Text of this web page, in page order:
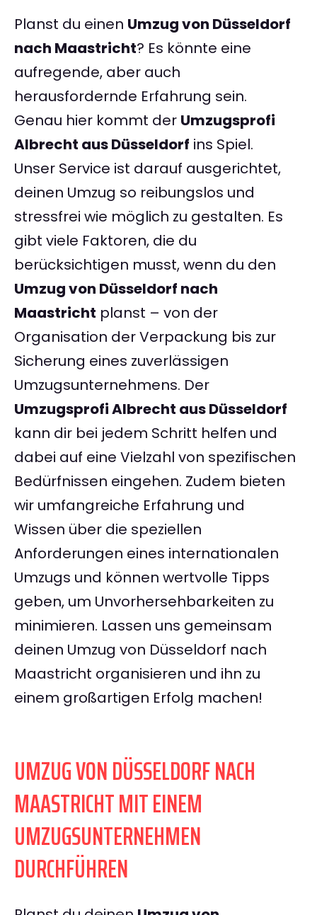
Planst du einen Umzug von Düsseldorf
nach Maastricht? Es könnte eine
aufregende, aber auch
herausfordernde Erfahrung sein.
Genau hier kommt der Umzugsprofi
Albrecht aus Düsseldorf ins Spiel.
Unser Service ist darauf ausgerichtet,
deinen Umzug so reibungslos und
stressfrei wie möglich zu gestalten. Es
gibt viele Faktoren, die du
berücksichtigen musst, wenn du den
Umzug von Düsseldorf nach
Maastricht planst – von der
Organisation der Verpackung bis zur
Sicherung eines zuverlässigen
Umzugsunternehmens. Der
Umzugsprofi Albrecht aus Düsseldorf
kann dir bei jedem Schritt helfen und
dabei auf eine Vielzahl von spezifischen
Bedürfnissen eingehen. Zudem bieten
wir umfangreiche Erfahrung und
Wissen über die speziellen
Anforderungen eines internationalen
Umzugs und können wertvolle Tipps
geben, um Unvorhersehbarkeiten zu
minimieren. Lassen uns gemeinsam
deinen Umzug von Düsseldorf nach
Maastricht organisieren und ihn zu
einem großartigen Erfolg machen!
UMZUG VON DÜSSELDORF NACH
MAASTRICHT MIT EINEM
UMZUGSUNTERNEHMEN
DURCHFÜHREN